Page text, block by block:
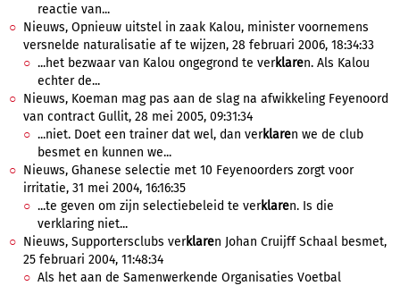
reactie van...
Nieuws, Opnieuw uitstel in zaak Kalou, minister voornemens
versnelde naturalisatie af te wijzen, 28 februari 2006, 18:34:33
...het bezwaar van Kalou ongegrond te verklaren. Als Kalou
echter de...
Nieuws, Koeman mag pas aan de slag na afwikkeling Feyenoord
van contract Gullit, 28 mei 2005, 09:31:34
...niet. Doet een trainer dat wel, dan verklaren we de club
besmet en kunnen we...
Nieuws, Ghanese selectie met 10 Feyenoorders zorgt voor
irritatie, 31 mei 2004, 16:16:35
...te geven om zijn selectiebeleid te verklaren. Is die
verklaring niet...
Nieuws, Supportersclubs verklaren Johan Cruijff Schaal besmet,
25 februari 2004, 11:48:34
Als het aan de Samenwerkende Organisaties Voetbal